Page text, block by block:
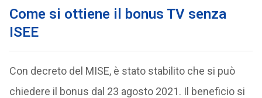
Come si ottiene il bonus TV senza
ISEE
Con decreto del MISE, è stato stabilito che si può
chiedere il bonus dal 23 agosto 2021. Il beneficio si